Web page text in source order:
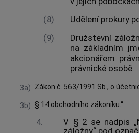
(8)
Udělení prokury
(9)
Družstevní
na základním
akcionářem
právnické osobě.
3a) Zákon č. 563/1991 Sb., o
3b) § 14 obchodního zákoníku.“.
4.
V § 2 se nadpis